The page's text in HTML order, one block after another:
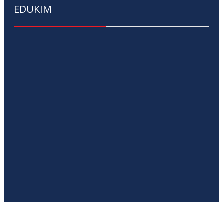
EDUKIM